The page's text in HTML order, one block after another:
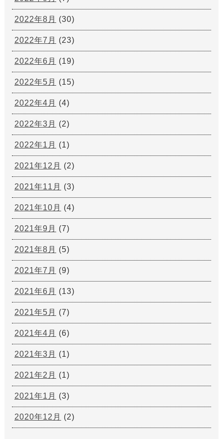
2022年8月 (30)
2022年7月 (23)
2022年6月 (19)
2022年5月 (15)
2022年4月 (4)
2022年3月 (2)
2022年1月 (1)
2021年12月 (2)
2021年11月 (3)
2021年10月 (4)
2021年9月 (7)
2021年8月 (5)
2021年7月 (9)
2021年6月 (13)
2021年5月 (7)
2021年4月 (6)
2021年3月 (1)
2021年2月 (1)
2021年1月 (3)
2020年12月 (2)